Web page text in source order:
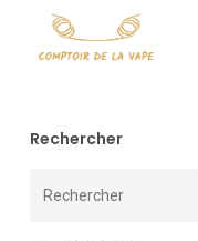
Rechercher